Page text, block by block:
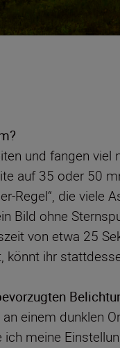
und fangen viel
auf 35 oder 50
Regel“, die viele
Bild ohne
von etwa 25
könnt ihr
einem dunklen
meine